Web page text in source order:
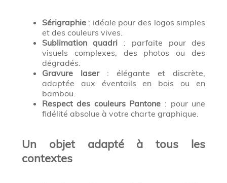
Sérigraphie: idéale pour des logos simples
et des couleurs vives.
Sublimation quadri : parfaite pour des
visuels complexes, des photos ou des
dégradés.
Gravure laser: élégante et discrète,
adaptée aux éventails en bois ou en
bambou.
Respect des couleurs Pantone : pour une
fidélité absolue à votre charte graphique.
Un objet adapté à tous les
contextes